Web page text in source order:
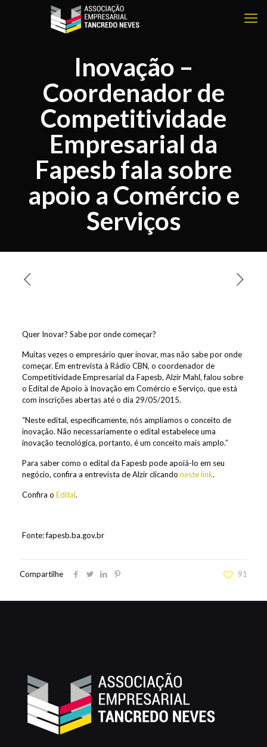
Inovação –
Coordenador de
Competitividade
Empresarial da
Fapesb fala sobre
apoio a Comércio e
Serviços
Quer Inovar? Sabe por onde começar?
Muitas vezes o empresário quer inovar, mas não sabe por onde
começar. Em entrevista à Rádio CBN, o coordenador de
Competitividade Empresarial da Fapesb, Alzir Mahl, falou sobre
o Edital de Apoio à Inovação em Comércio e Serviço, que está
com inscrições abertas até o dia 29/05/2015.
“Neste edital, especificamente, nós ampliamos o conceito de
inovação. Não necessariamente o edital estabelece uma
inovação tecnológica, portanto, é um conceito mais amplo.”
Para saber como o edital da Fapesb pode apoiá-lo em seu
negócio, confira a entrevista de Alzir clicando neste link.
Confira o Edital.
Fonte: fapesb.ba.gov.br
Compartilhe 91